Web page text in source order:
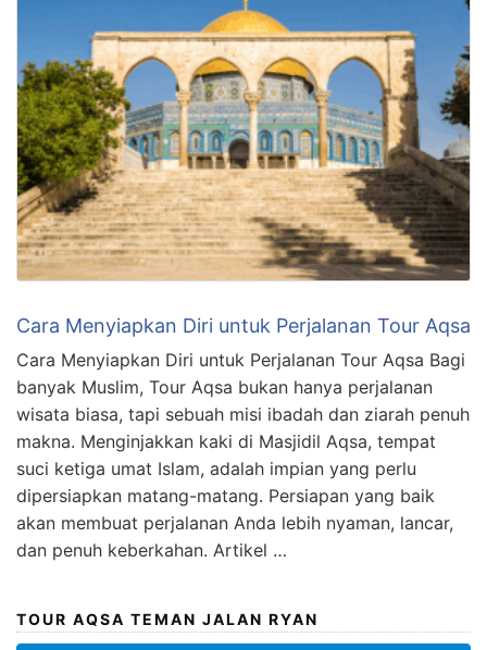
Cara Menyiapkan Diri untuk Perjalanan Tour Aqsa
Cara Menyiapkan Diri untuk Perjalanan Tour Aqsa Bagi
banyak Muslim, Tour Aqsa bukan hanya perjalanan
wisata biasa, tapi sebuah misi ibadah dan ziarah penuh
makna. Menginjakkan kaki di Masjidil Aqsa, tempat
suci ketiga umat Islam, adalah impian yang perlu
dipersiapkan matang-matang. Persiapan yang baik
akan membuat perjalanan Anda lebih nyaman, lancar,
dan penuh keberkahan. Artikel …
TOUR AQSA TEMAN JALAN RYAN